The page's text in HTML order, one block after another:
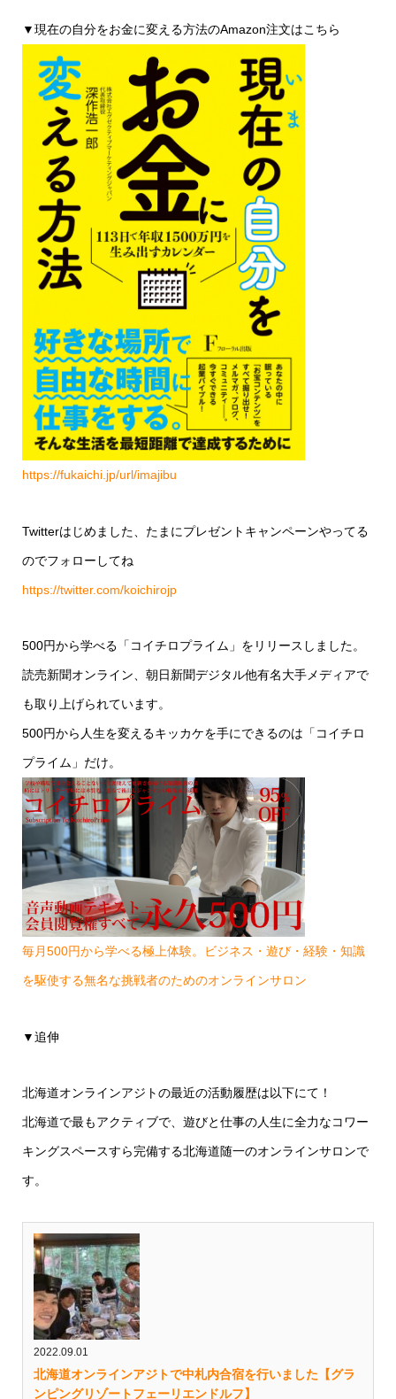
▼現在の自分をお金に変える方法のAmazon注文はこちら
https://fukaichi.jp/url/imajibu
Twitterはじめました、たまにプレゼントキャンペーンやってる
のでフォローしてね
https://twitter.com/koichirojp
500円から学べる「コイチロプライム」をリリースしました。
読売新聞オンライン、朝日新聞デジタル他有名大手メディアで
も取り上げられています。
500円から人生を変えるキッカケを手にできるのは「コイチロ
プライム」だけ。
毎月500円から学べる極上体験。ビジネス・遊び・経験・知識
を駆使する無名な挑戦者のためのオンラインサロン
▼追伸
北海道オンラインアジトの最近の活動履歴は以下にて！
北海道で最もアクティブで、遊びと仕事の人生に全力なコワー
キングスペースすら完備する北海道随一のオンラインサロンで
す。
2022.09.01
北海道オンラインアジトで中札内合宿を行いました【グラ
ンピングリゾートフェーリエンドルフ】